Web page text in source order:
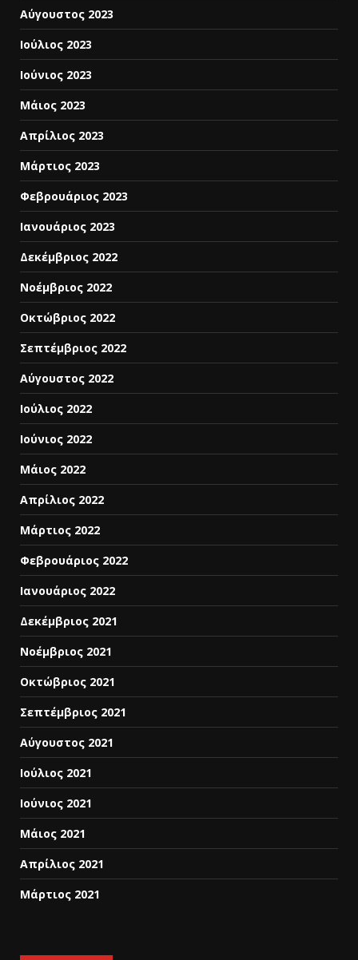
Αύγουστος 2023
Ιούλιος 2023
Ιούνιος 2023
Μάιος 2023
Απρίλιος 2023
Μάρτιος 2023
Φεβρουάριος 2023
Ιανουάριος 2023
Δεκέμβριος 2022
Νοέμβριος 2022
Οκτώβριος 2022
Σεπτέμβριος 2022
Αύγουστος 2022
Ιούλιος 2022
Ιούνιος 2022
Μάιος 2022
Απρίλιος 2022
Μάρτιος 2022
Φεβρουάριος 2022
Ιανουάριος 2022
Δεκέμβριος 2021
Νοέμβριος 2021
Οκτώβριος 2021
Σεπτέμβριος 2021
Αύγουστος 2021
Ιούλιος 2021
Ιούνιος 2021
Μάιος 2021
Απρίλιος 2021
Μάρτιος 2021